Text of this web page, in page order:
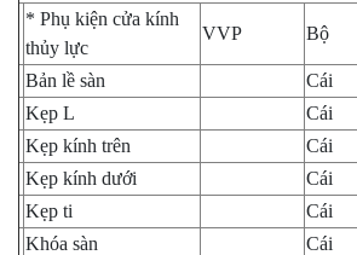
* Phụ kiện cửa kính
thủy lực
VVP Bộ
Bản lề sàn Cái
Kẹp L
Cái
Kẹp kính trên
Cái
Kẹp kính dưới
Cái
Kẹp ti
Cái
Khóa sàn
Cái